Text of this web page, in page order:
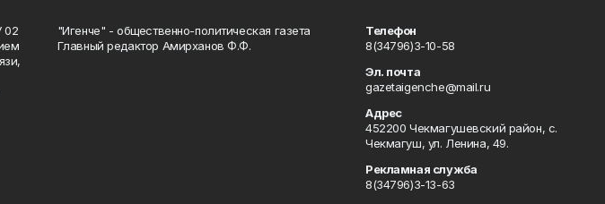
02
"Игенче" - общественно-политическая газета
Главный редактор Амирханов Ф.Ф.
Телефон
8(34796)3-10-58
Эл. почта
gazetaigenche@mail.ru
Адрес
452200 Чекмагушевский район, с.
Чекмагуш, ул. Ленина, 49.
Рекламная служба
8(34796)3-13-63